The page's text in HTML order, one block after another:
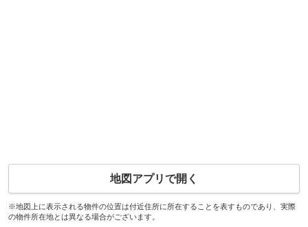
地図アプリで開く
※地図上に表示される物件の位置は付近住所に所在することを表すものであり、実際
の物件所在地とは異なる場合がございます。